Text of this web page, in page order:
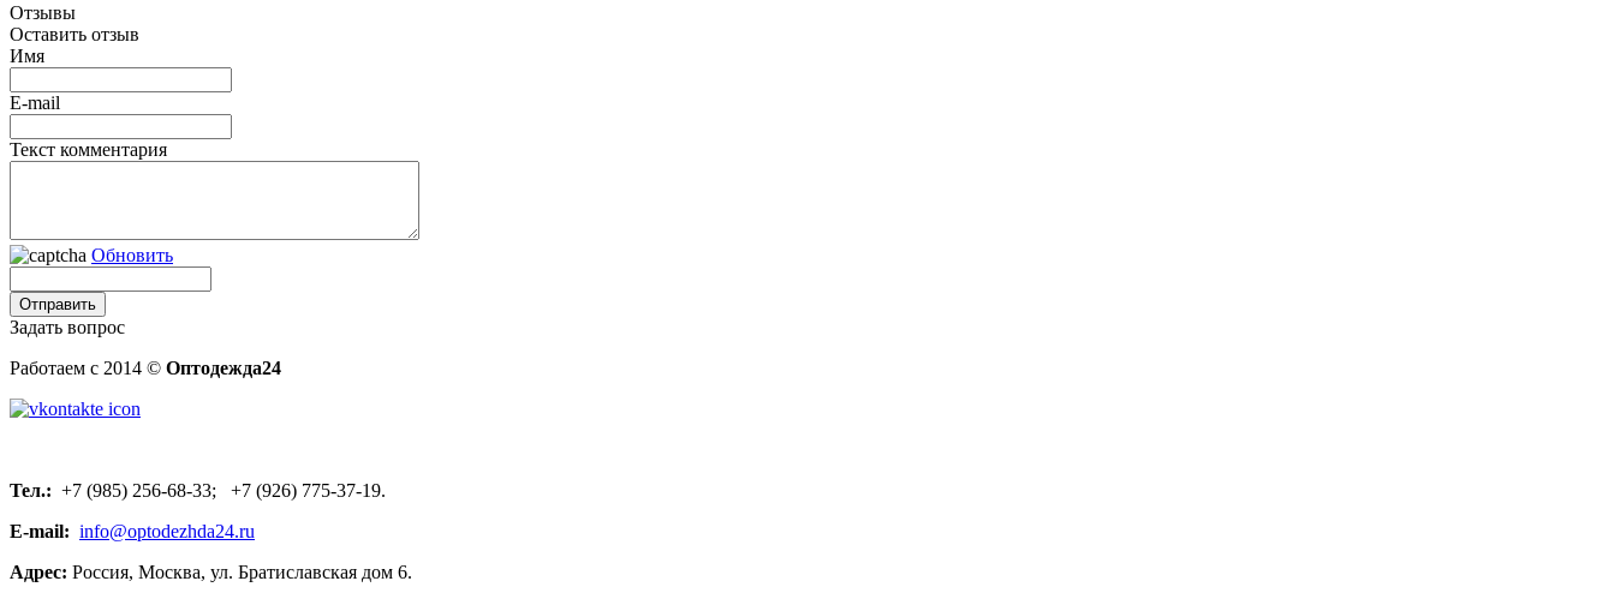
Отзывы
Оставить отзыв
Имя
E-mail
Текст комментария
Обновить
Задать вопрос
Работаем с 2014 © Оптодежда24
Тел.: +7 (985) 256-68-33; +7 (926) 775-37-19.
E-mail: info@optodezhda24.ru
Адрес: Россия, Москва, ул. Братиславская дом 6.